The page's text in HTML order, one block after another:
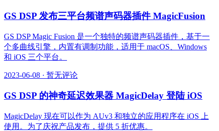
GS DSP 发布三平台频谱声码器插件 MagicFusion
GS DSP Magic Fusion 是一个独特的频谱声码器插件，基于一
个多曲线引擎，内置有调制功能，适用于 macOS、Windows
和 iOS 三个平台。
2023-06-08 · 暂无评论
GS DSP 的神奇延迟效果器 MagicDelay 登陆 iOS
MagicDelay 现在可以作为 AUv3 和独立的应用程序在 iOS 上
使用。为了庆祝产品发布，提供 5 折优惠。